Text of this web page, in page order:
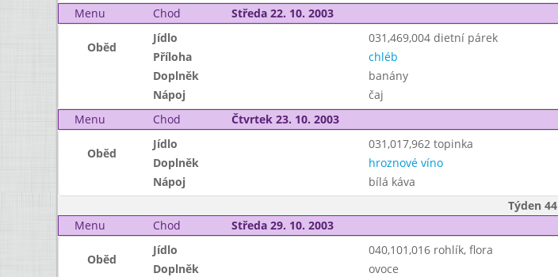
Menu
Chod Středa 22. 10. 2003
Oběd
Jídlo
031,469,004 dietní párek
Příloha
chléb
Doplněk
banány
Nápoj
čaj
Menu
Chod Čtvrtek 23. 10. 2003
Oběd
Jídlo
031,017,962 topinka
Doplněk
hroznové víno
Nápoj
bílá káva
Týden 44
Menu
Chod Středa 29. 10. 2003
Oběd
Jídlo
040,101,016 rohlík, flora
Doplněk
ovoce